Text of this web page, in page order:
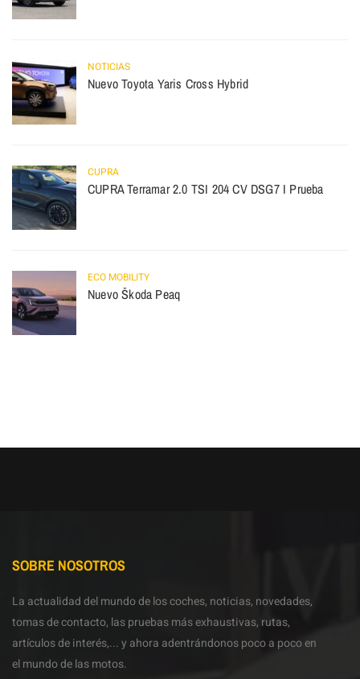
NOTICIAS
Nuevo Toyota Yaris Cross Hybrid
CUPRA
CUPRA Terramar 2.0 TSI 204 CV DSG7 I Prueba
ECO MOBILITY
Nuevo Škoda Peaq
SOBRE NOSOTROS
La actualidad del mundo de los coches, noticias, novedades,
tomas de contacto, las pruebas más exhaustivas, rutas,
artículos de interés,... y ahora adentrándonos poco a poco en
el mundo de las motos.